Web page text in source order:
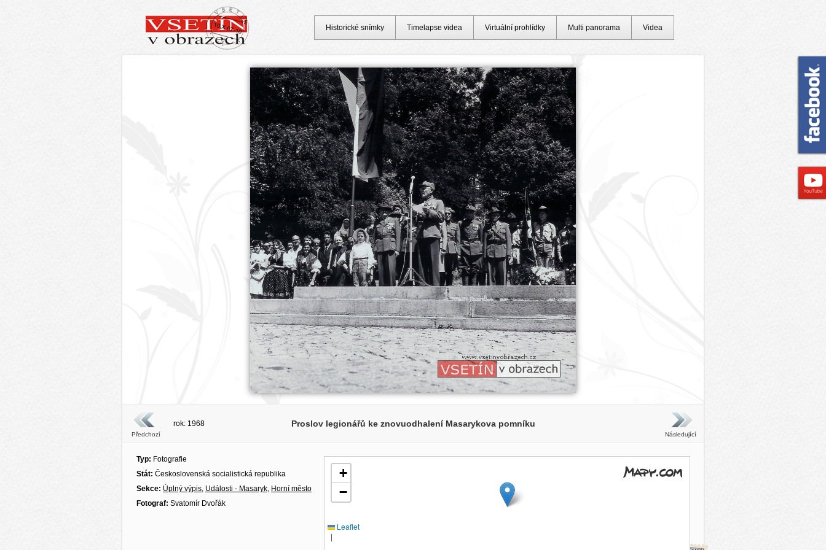
Předchozí
rok: 1968 Proslov legionářů ke znovuodhalení Masarykova pomníku
Následující
Typ: Fotografie
Stát: Československá socialistická republika
Sekce: Úplný výpis, Události - Masaryk, Horní město
Fotograf: Svatomír Dvořák
+
−
Leaflet
|
Historické snímky Timelapse videa Virtuální prohlídky Multi panorama Videa